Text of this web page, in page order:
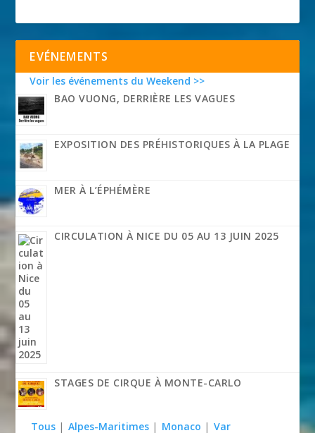
EVÉNEMENTS
Voir les événements du Weekend >>
BAO VUONG, DERRIÈRE LES VAGUES
EXPOSITION DES PRÉHISTORIQUES À LA PLAGE
MER À L’ÉPHÉMÈRE
CIRCULATION À NICE DU 05 AU 13 JUIN 2025
STAGES DE CIRQUE À MONTE-CARLO
Tous | Alpes-Maritimes | Monaco | Var